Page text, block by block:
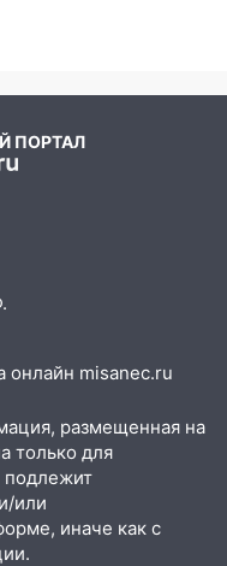
в
до
с
объявили
сирены
смогут
платежа
к
органов
ПОРТАЛ
онлайн misanec.ru
размещенная на
только для
подлежит
или
иначе как с